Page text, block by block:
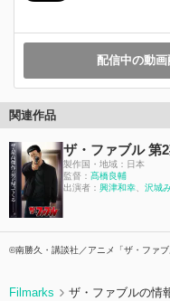
配信中の動
関連作品
ザ・ファブル 第
製作国・地域：日本
監督： 髙橋良輔
出演者： 興津和幸、 沢城
©南勝久・講談社／アニメ「ザ・ファ
Filmarks ザ・ファブルの情